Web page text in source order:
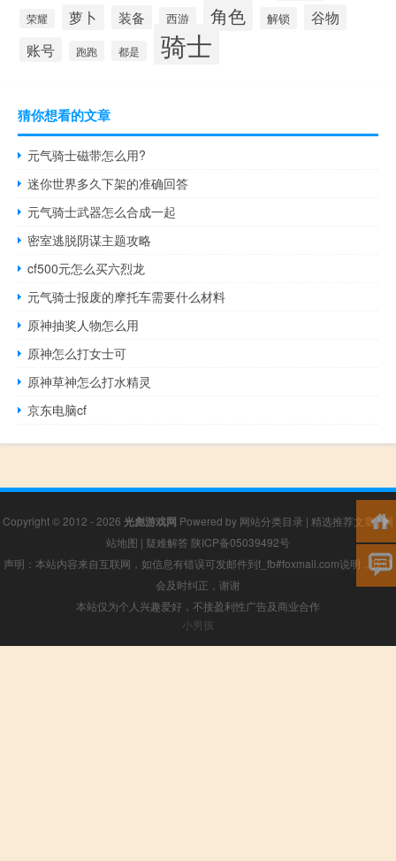
荣耀 萝卜 装备 西游 角色 解锁 谷物
账号 跑跑 都是 骑士
猜你想看的文章
元气骑士磁带怎么用?
迷你世界多久下架的准确回答
元气骑士武器怎么合成一起
密室逃脱阴谋主题攻略
cf500元怎么买六烈龙
元气骑士报废的摩托车需要什么材料
原神抽奖人物怎么用
原神怎么打女士可
原神草神怎么打水精灵
京东电脑cf
Copyright © 2012 - 2026 光彪游戏网 Powered by 网站分类目录 | 精选推荐文章|网
站地图 | 疑难解答 陕ICP备05039492号
声明：本站内容来自互联网，如信息有错误可发邮件到f_fb#foxmail.com说明，我们
会及时纠正，谢谢
本站仅为个人兴趣爱好，不接盈利性广告及商业合作
小男孩